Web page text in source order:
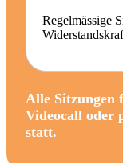
Regelmässige
Alle Sitzungen
Videocall oder
statt.